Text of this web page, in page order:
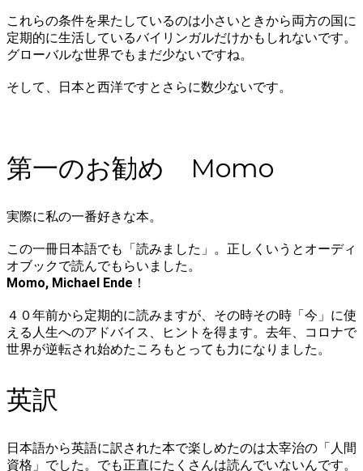
これらの条件を果たしているのは小さいときから両方の国に
定期的に生活しているバイリンガルだけかもしれないです。
グローバルな世界でもまだ少ないですね。
そして、日本と西洋ですとさらに数少ないです。
第一のお勧め Momo
実際に私の一番好きな本。
この一冊日本語でも「読みました」。正しくいうとオーディ
オブックで読んでもらいました。
Momo, Michael Ende ！
４０年前から定期的に読みますが、その時その時「今」に使
える人生へのアドバイス、ヒントを得ます。去年、コロナで
世界が逆転され始めたころもとっても力になりました。
英訳
日本語から英語に訳された本で楽しめたのは太宰治の「人間
資格 」でした。でも正直にたくさんは読んでいないんです。